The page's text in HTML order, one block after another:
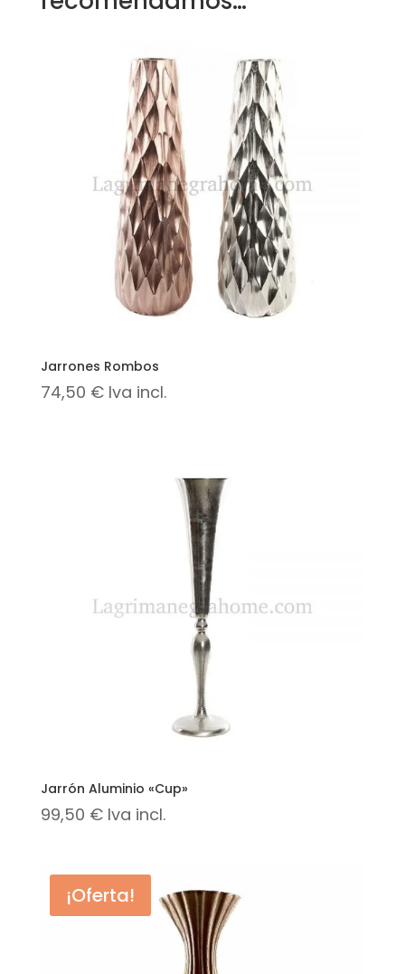
Jarrones Rombos
74,50 € Iva incl.
Jarrón Aluminio «Cup»
99,50 € Iva incl.
¡Oferta!